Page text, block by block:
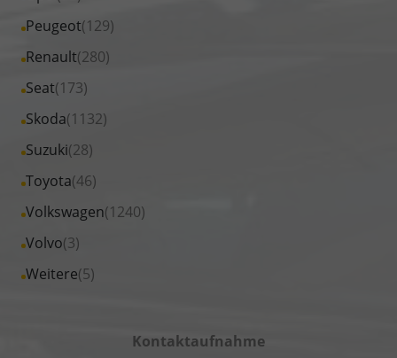
MINI
anzeigen
Nissan
anzeigen
Fahrzeuge
Opel
anzeigen
Peugeot(129)
Alle
Fahrzeuge
Peugeot
anzeigen
Renault(280)
Alle
Fahrzeuge
Renault
anzeigen
Seat(173)
Alle
Fahrzeuge
Seat
anzeigen
Skoda(1132)
Alle
Fahrzeuge
Skoda
anzeigen
Suzuki(28)
Alle
Fahrzeuge
Suzuki
anzeigen
Toyota(46)
Alle
Fahrzeuge
Toyota
anzeigen
Volkswagen(1240)
Alle
Fahrzeuge
Volkswagen
Volvo(3)
Alle
Fahrzeuge
Weitere(5)
Alle
Kontaktaufnahme